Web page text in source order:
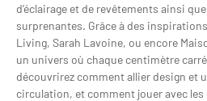
d’éclairage et de revêtements ainsi
surprenantes. Grâce à des
Living, Sarah Lavoine, ou encore
un univers où chaque centimètre
découvrirez comment allier design
circulation, et comment jouer avec